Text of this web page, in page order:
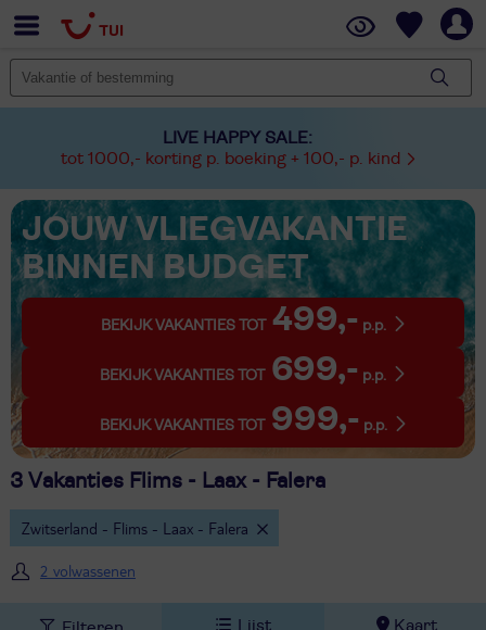
LIVE HAPPY SALE:
tot 1000,- korting p. boeking + 100,- p. kind
JOUW VLIEGVAKANTIE
BINNEN BUDGET
BEKIJK VAKANTIES TOT 499,- p.p.
BEKIJK VAKANTIES TOT 699,- p.p.
BEKIJK VAKANTIES TOT 999,- p.p.
3 Vakanties Flims - Laax - Falera
Zwitserland - Flims - Laax - Falera
2 volwassenen
Lijst Kaart